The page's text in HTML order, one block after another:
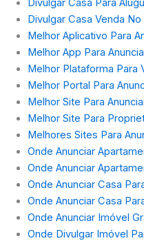
Divulgar Casa Para
Divulgar Casa Venda
Melhor Aplicativo Para
Melhor App Para
Melhor Plataforma Para
Melhor Portal Para
Melhor Site Para
Melhor Site Para
Melhores Sites Para
Onde Anunciar
Onde Anunciar
Onde Anunciar Casa
Onde Anunciar Casa
Onde Anunciar Imóvel
Onde Divulgar Imóvel